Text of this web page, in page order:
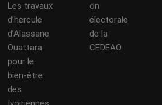
Les travaux
d’hercule
d’Alassane
Ouattara
pour le
bien-être
des
on
électorale
de la
CEDEAO